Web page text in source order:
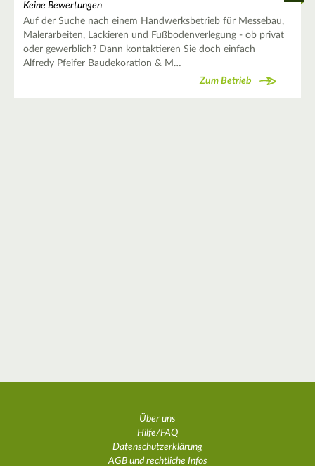
Keine Bewertungen
Auf der Suche nach einem Handwerksbetrieb für Messebau,
Malerarbeiten, Lackieren und Fußbodenverlegung - ob privat
oder gewerblich? Dann kontaktieren Sie doch einfach
Alfredy Pfeifer Baudekoration & M…
Zum Betrieb
Über uns
Hilfe/FAQ
Datenschutzerklärung
AGB und rechtliche Infos